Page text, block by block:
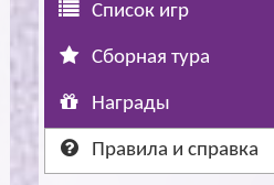
Список игр
Сборная тура
Награды
Правила и справка